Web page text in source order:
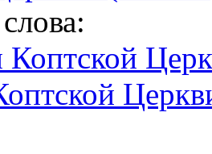
Коптской